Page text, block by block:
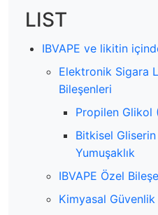
LIST
IBVAPE ve likitin
Elektronik Sigara
Bileşenleri
Propilen Glikol
Bitkisel
Yumuşaklık
IBVAPE Özel
Kimyasal Güvenlik